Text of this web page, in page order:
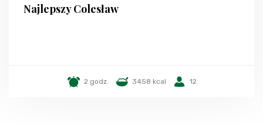
Najlepszy Colesław
2 godz. 3458 kcal 12